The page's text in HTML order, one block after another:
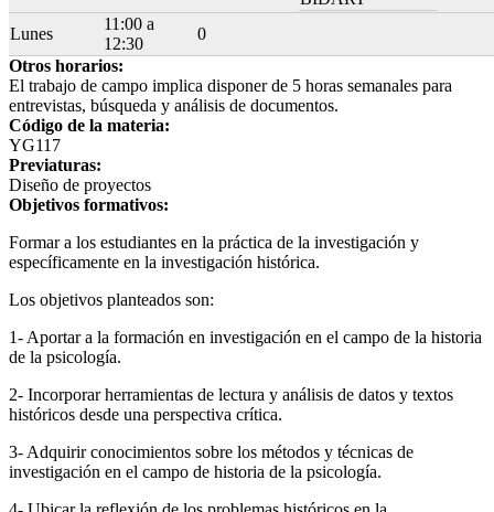
Lunes
11:00 a
12:30
0
Otros horarios:
El trabajo de campo implica disponer de 5 horas semanales para
entrevistas, búsqueda y análisis de documentos.
Código de la materia:
YG117
Previaturas:
Diseño de proyectos
Objetivos formativos:
Formar a los estudiantes en la práctica de la investigación y
específicamente en la investigación histórica.
Los objetivos planteados son:
1- Aportar a la formación en investigación en el campo de la historia
de la psicología.
2- Incorporar herramientas de lectura y análisis de datos y textos
históricos desde una perspectiva crítica.
3- Adquirir conocimientos sobre los métodos y técnicas de
investigación en el campo de historia de la psicología.